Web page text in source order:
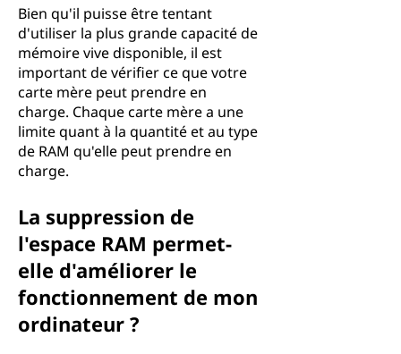
Bien qu'il puisse être tentant
d'utiliser la plus grande capacité de
mémoire vive disponible, il est
important de vérifier ce que votre
carte mère peut prendre en
charge. Chaque carte mère a une
limite quant à la quantité et au type
de RAM qu'elle peut prendre en
charge.
La suppression de
l'espace RAM permet-
elle d'améliorer le
fonctionnement de mon
ordinateur ?